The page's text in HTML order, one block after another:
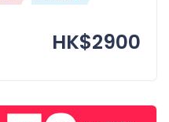
HK$2900